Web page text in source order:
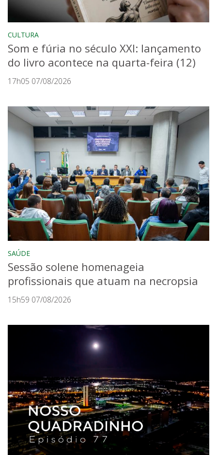
CULTURA
Som e fúria no século XXI: lançamento
do livro acontece na quarta-feira (12)
17h05 07/08/2026
SAÚDE
Sessão solene homenageia
profissionais que atuam na necropsia
15h59 07/08/2026